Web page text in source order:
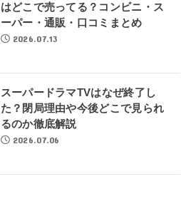
はどこで売ってる？コンビニ・ス
ーパー・通販・口コミまとめ
2026.07.13
スーパードラマTVはなぜ終了し
た？閉局理由や今後どこで見られ
るのか徹底解説
2026.07.06